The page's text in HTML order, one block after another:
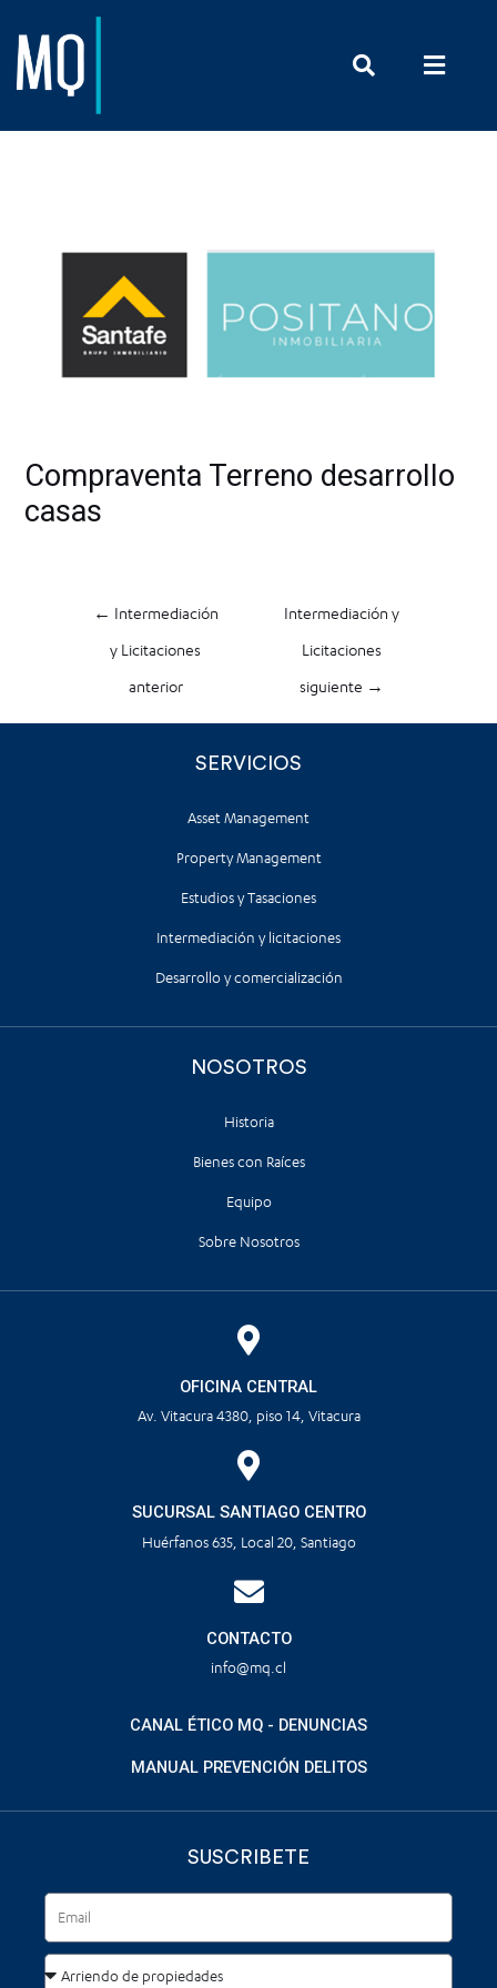
Compraventa Terreno desarrollo
casas
← Intermediación
y Licitaciones
anterior
Intermediación y
Licitaciones
siguiente →
SERVICIOS
Asset Management
Property Management
Estudios y Tasaciones
Intermediación y licitaciones
Desarrollo y comercialización
NOSOTROS
Historia
Bienes con Raíces
Equipo
Sobre Nosotros
OFICINA CENTRAL
Av. Vitacura 4380, piso 14, Vitacura
SUCURSAL SANTIAGO CENTRO
Huérfanos 635, Local 20, Santiago
CONTACTO
info@mq.cl
CANAL ÉTICO MQ - DENUNCIAS
MANUAL PREVENCIÓN DELITOS
SUSCRIBETE